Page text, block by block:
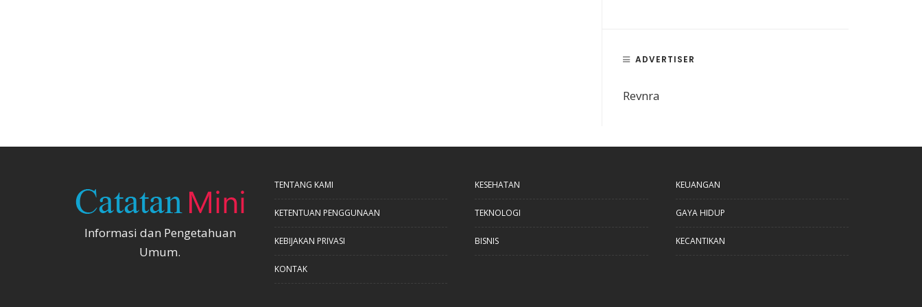
ADVERTISER
Revnra
Informasi dan Pengetahuan
Umum.
TENTANG KAMI
KETENTUAN PENGGUNAAN
KEBIJAKAN PRIVASI
KONTAK
KESEHATAN
TEKNOLOGI
BISNIS
KEUANGAN
GAYA HIDUP
KECANTIKAN